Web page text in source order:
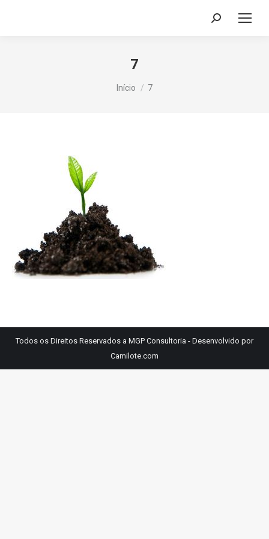
Search:
7
Você está aqui:
Início 7
Todos os Direitos Reservados a MGP Consultoria - Desenvolvido por
Camilote.com